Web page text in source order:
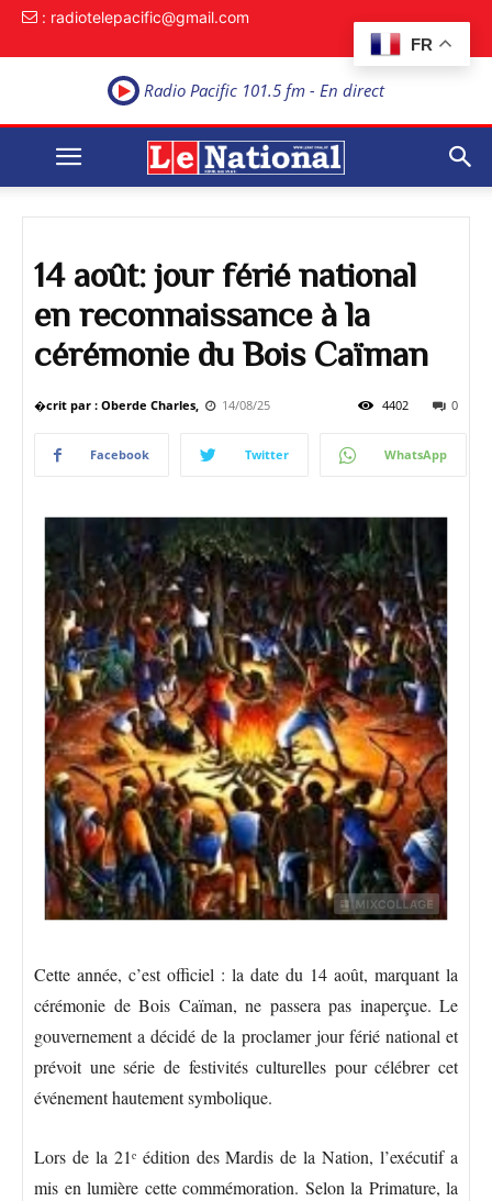
FR
: radiotelepacific@gmail.com
Radio Pacific 101.5 fm - En direct
14 août: jour férié national
en reconnaissance à la
cérémonie du Bois Caïman
�crit par : Oberde Charles, 14/08/25 0
4402
Facebook Twitter WhatsApp
Cette année, c’est officiel : la date du 14 août, marquant la
cérémonie de Bois Caïman, ne passera pas inaperçue. Le
gouvernement a décidé de la proclamer jour férié national et
prévoit une série de festivités culturelles pour célébrer cet
événement hautement symbolique.
Lors de la 21ᵉ édition des Mardis de la Nation, l’exécutif a
mis en lumière cette commémoration. Selon la Primature, la